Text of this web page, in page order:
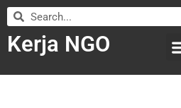
Kerja NGO